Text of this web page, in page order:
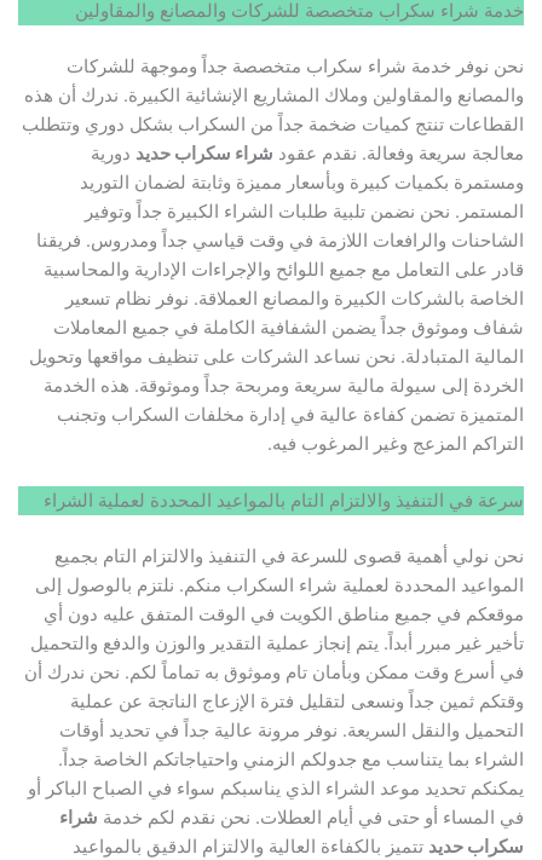
خدمة شراء سكراب متخصصة للشركات والمصانع والمقاولين
نحن نوفر خدمة شراء سكراب متخصصة جداً وموجهة للشركات
والمصانع والمقاولين وملاك المشاريع الإنشائية الكبيرة. ندرك أن هذه
القطاعات تنتج كميات ضخمة جداً من السكراب بشكل دوري وتتطلب
معالجة سريعة وفعالة. نقدم عقود شراء سكراب حديددورية
ومستمرة بكميات كبيرة وبأسعار مميزة وثابتة لضمان التوريد
المستمر. نحن نضمن تلبية طلبات الشراء الكبيرة جداً وتوفير
الشاحنات والرافعات اللازمة في وقت قياسي جداً ومدروس. فريقنا
قادر على التعامل مع جميع اللوائح والإجراءات الإدارية والمحاسبية
الخاصة بالشركات الكبيرة والمصانع العملاقة. نوفر نظام تسعير
شفاف وموثوق جداً يضمن الشفافية الكاملة في جميع المعاملات
المالية المتبادلة. نحن نساعد الشركات على تنظيف مواقعها وتحويل
الخردة إلى سيولة مالية سريعة ومربحة جداً وموثوقة. هذه الخدمة
المتميزة تضمن كفاءة عالية في إدارة مخلفات السكراب وتجنب
التراكم المزعج وغير المرغوب فيه.
سرعة في التنفيذ والالتزام التام بالمواعيد المحددة لعملية الشراء
نحن نولي أهمية قصوى للسرعة في التنفيذ والالتزام التام بجميع
المواعيد المحددة لعملية شراء السكراب منكم. نلتزم بالوصول إلى
موقعكم في جميع مناطق الكويت في الوقت المتفق عليه دون أي
تأخير غير مبرر أبداً. يتم إنجاز عملية التقدير والوزن والدفع والتحميل
في أسرع وقت ممكن وبأمان تام وموثوق به تماماً لكم. نحن ندرك أن
وقتكم ثمين جداً ونسعى لتقليل فترة الإزعاج الناتجة عن عملية
التحميل والنقل السريعة. نوفر مرونة عالية جداً في تحديد أوقات
الشراء بما يتناسب مع جدولكم الزمني واحتياجاتكم الخاصة جداً.
يمكنكم تحديد موعد الشراء الذي يناسبكم سواء في الصباح الباكر أو
في المساء أو حتى في أيام العطلات. نحن نقدم لكم خدمة شراء
سكراب حديدتتميز بالكفاءة العالية والالتزام الدقيق بالمواعيد